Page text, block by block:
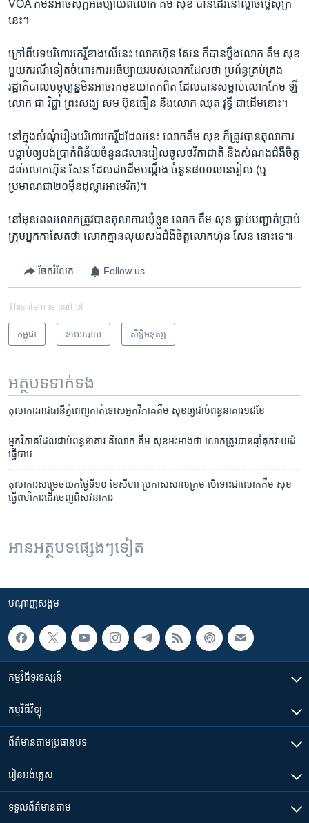
VOA ក៏​មិន​អាច​សុំ​ក្តី​អធិប្បាយ​ពី​លោក​ គឹម សុខ​ បាន​ដែរ​នៅ​ល្ងាច​ថ្ងៃ​សុក្រ​
នេះ។
ក្រៅ​ពី​បទ​បរិហារ​កេរ្តិ៍​ខាង​លើ​នេះ​ លោក​ហ៊ុន សែន​ ក៏​បាន​ប្តឹង​លោក​ ​គឹម សុខ​
មួយ​ករណី​ទៀត​ចំពោះ​ការ​អធិប្បាយ​របស់​លោក​ដែល​ថា​ ​ប្រព័ន្ធ​គ្រប់​គ្រង​
រដ្ឋាភិបាល​បច្ចុប្បន្ន​មិន​អាច​រក​មុខ​ឃាតក​ពិត​ ​ដែល​បាន​សម្លាប់​លោក​កែម ឡី​ ​
លោក​ ​ជា វិជ្ជា​ ​ព្រះ​សង្ឃ ​សម ប៊ុន​ធឿន​ ​និង​លោក​ ​ឈុត វុទ្ធី​ ​ជា​ដើម​នោះ។​
នៅ​ក្នុង​សំណុំ​រឿង​ប​រិហារ​កេរ្តិ៍​ដដែល​នេះ​ ​លោក​គឹម សុខ​ ក៏​ត្រូវ​បាន​តុលាការ​
បង្គាប់​ឲ្យ​បង់​ប្រាក់​ពិន័យ​ចំនួន​៨លាន​រៀល​ចូល​ថវិកា​ជាតិ​ និង​សំណង​ជំងឺ​ចិត្ត​
ដល់​លោក​ហ៊ុន សែន ​ដែល​ជា​ដើម​បណ្តឹង​ ចំនួន​៨០០​លានរៀល ​(ឬ​
ប្រមាណ​ជា​២០​ម៉ឺន​ដុល្លារ​អាមេរិក)។
នៅ​មុន​ពេល​លោក​ត្រូវ​បាន​តុលាការ​ឃុំ​ខ្លួន លោក​ គឹម សុខ ​ធ្លាប់​បញ្ជាក់​ប្រាប់​
ក្រុម​អ្នក​កាសែត​ថា​ ​លោក​គ្មាន​លុយ​សង​ជំងឺ​ចិត្ត​លោក​ហ៊ុន សែន​ ​នោះ​ទេ៕
ចែករំលែក Follow us
This item is part of
កម្ពុជា នយោបាយ សិទ្ធិ​មនុស្ស
អត្ថបទ​ទាក់ទង
​តុលាការ​រាជធានីភ្នំពេញកាត់​ទោស​អ្នកវិភាគ​​គឹម សុខ​ឲ្យជាប់ពន្ធនាគារ​១៨​ខែ
អ្នក​វិភាគ​ដែល​ជាប់​ពន្ធនាគារ ​គឺ​លោក ​គឹម សុខ​​​អះអាង​ថា​ លោក​ត្រូវ​បាន​ឆ្មាំគុក​វាយដំ​
ធ្វើ​បាប
តុលាការ​សម្រេច​យកថ្ងៃទី​១០ ខែសីហា​ ​ប្រកាស​សាលក្រម​ ​បើទោះ​ជា​លោក​គឹម សុខ​
ធ្វើ​ពហិការ​ដើរ​ចេញ​ពី​សវនាការ
អានអត្ថបទផ្សេងៗទៀត
បណ្តាញ​សង្គម
កម្មវិធី​ទូរទស្សន៍
កម្មវិធី​វិទ្យុ
ព័ត៌មាន​តាមប្រធានបទ​
រៀន​​អង់គ្លេស
ទទួល​ព័ត៌មាន​តាម